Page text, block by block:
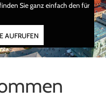
Sie ganz einfach den für
AUFRUFEN